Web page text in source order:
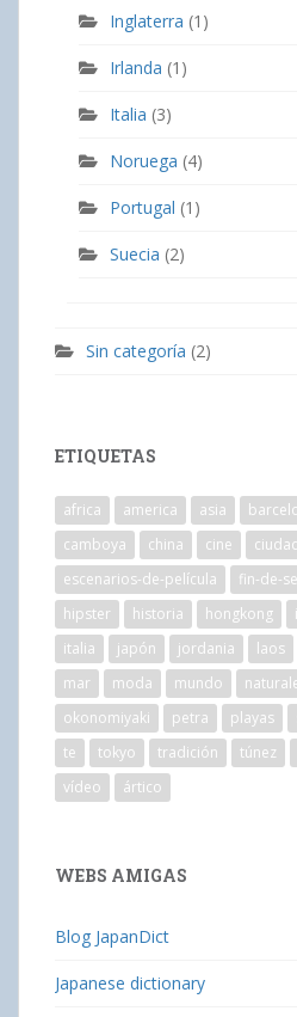
Inglaterra (1)
Irlanda (1)
Italia (3)
Noruega (4)
Portugal (1)
Suecia (2)
Sin categoría (2)
ETIQUETAS
africa america asia
camboya
china cine
escenarios-de-película
fin-de-
hipster
historia hongkong
italia
japón jordania laos
mar
moda mundo
okonomiyaki
petra playas
te
tokyo tradición túnez
vídeo
ártico
WEBS AMIGAS
Blog JapanDict
Japanese dictionary